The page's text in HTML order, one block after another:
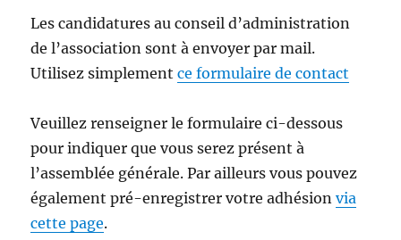
Les candidatures au conseil d’administration
de l’association sont à envoyer par mail.
Utilisez simplementce formulaire de contact
Veuillez renseigner le formulaire ci-dessous
pour indiquer que vous serez présent à
l’assemblée générale. Par ailleurs vous pouvez
également pré-enregistrer votre adhésionvia
cette page.